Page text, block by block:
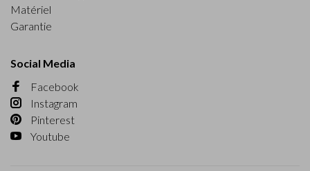
Matériel
Garantie
Social Media
Facebook
Instagram
Pinterest
Youtube